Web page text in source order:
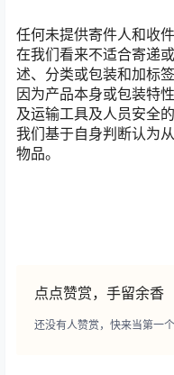
任何未提供寄件人和收
在我们看来不适合寄递
述、分类或包装和加标
因为产品本身或包装特
及运输工具及人员安全的
我们基于自身判断认为
物品。
点点赞赏，手留余香
还没有人赞赏，快来当第一个